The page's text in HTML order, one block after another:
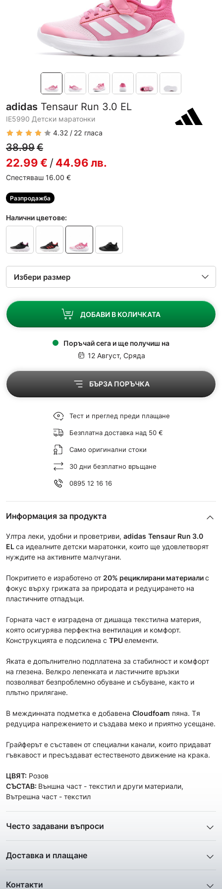
adidas Tensaur Run 3.0 EL
IE5990 Детски маратонки
4.32
22 гласа
38.99€
22.99€ /44.96лв.
Спестяваш 16.00 €
Разпродажба
Налични цветове:
ДОБАВИ В КОЛИЧКАТА
Поръчай сега и ще получиш на
12 Август, Сряда
БЪРЗА ПОРЪЧКА
Тест и преглед преди плащане
Безплатна доставка над 50 €
Само оригинални стоки
30 дни безплатно връщане
0895 12 16 16
Информация за продукта
Ултра леки, удобни и проветриви, adidas Tensaur Run 3.0
ELса идеалните детски маратонки, които ще удовлетворят
нуждите на активните малчугани.
Покритието е изработено от 20% рециклирани материалис
фокус върху грижата за природата и редуцирането на
пластичните отпадъци.
Горната част е изградена от дишаща текстилна материя,
която осигурява перфектна вентилация и комфорт.
Конструкцията е подсилена с TPUелементи.
Яката е допълнително подплатена за стабилност и комфорт
на глезена. Велкро лепенката и ластичните връзки
позволяват безпроблемно обуване и събуване, както и
плътно прилягане.
В междинната подметка е добавена Cloudfoam пяна. Tя
редуцира напрежението и създава меко и приятно усещане.
Грайферът е съставен от специални канали, които придават
гъвкавост и пресъздават естественото движение на крака.
ЦВЯТ: Розов
СЪСТАВ: Външна част - текстил и други материали,
Вътрешна част - текстил
Често задавани въпроси
ще получа?
Доставка и плащане
използваме услугите на куриерските фирми
Контакти